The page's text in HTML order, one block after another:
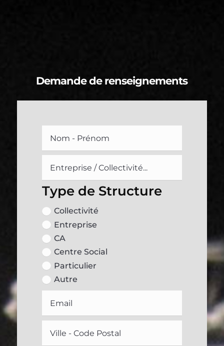
Demande de renseignements
Type de Structure
Collectivité
Entreprise
CA
Centre Social
Particulier
Autre